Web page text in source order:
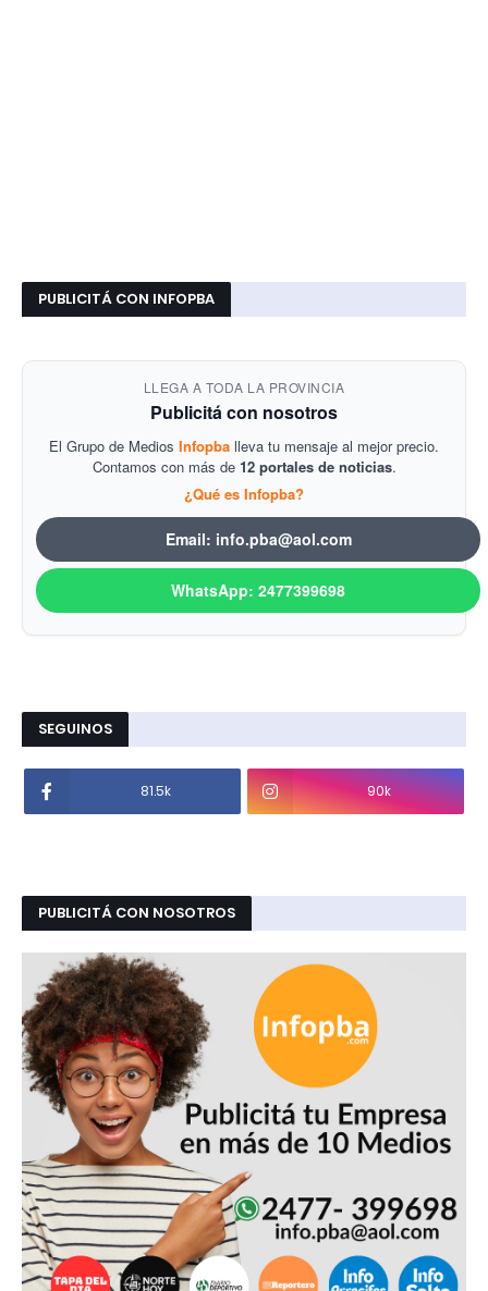
PUBLICITÁ CON INFOPBA
LLEGA A TODA LA PROVINCIA
Publicitá con nosotros
El Grupo de Medios Infopba lleva tu mensaje al mejor precio.
Contamos con más de 12 portales de noticias.
¿Qué es Infopba?
Email: info.pba@aol.com
WhatsApp: 2477399698
SEGUINOS
81.5k 90k
PUBLICITÁ CON NOSOTROS